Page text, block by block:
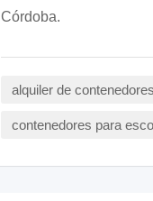
Córdoba.
alquiler de
contenedores para